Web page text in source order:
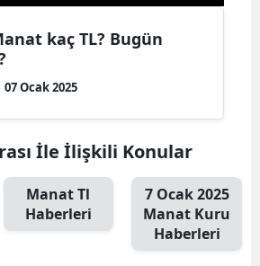
kaç TL? Bugün
07 Ocak 2025
İle İlişkili Konular
Manat Tl
Haberleri
7 Ocak 2025
Manat Kuru
Haberleri